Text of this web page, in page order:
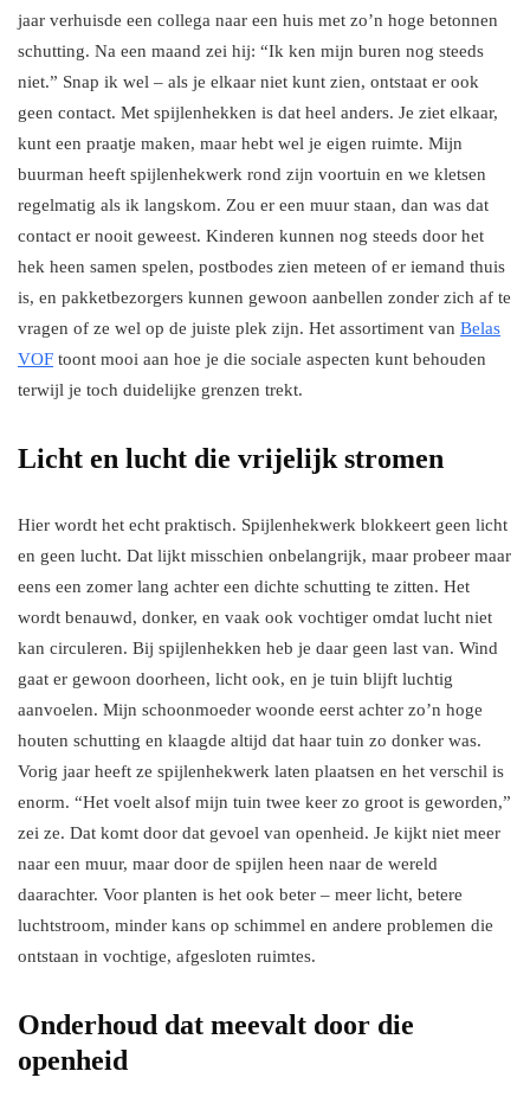
jaar verhuisde een collega naar een huis met zo’n hoge betonnen
schutting. Na een maand zei hij: “Ik ken mijn buren nog steeds
niet.” Snap ik wel – als je elkaar niet kunt zien, ontstaat er ook
geen contact. Met spijlenhekken is dat heel anders. Je ziet elkaar,
kunt een praatje maken, maar hebt wel je eigen ruimte. Mijn
buurman heeft spijlenhekwerk rond zijn voortuin en we kletsen
regelmatig als ik langskom. Zou er een muur staan, dan was dat
contact er nooit geweest. Kinderen kunnen nog steeds door het
hek heen samen spelen, postbodes zien meteen of er iemand thuis
is, en pakketbezorgers kunnen gewoon aanbellen zonder zich af te
vragen of ze wel op de juiste plek zijn. Het assortiment van Belas
VOF toont mooi aan hoe je die sociale aspecten kunt behouden
terwijl je toch duidelijke grenzen trekt.
Licht en lucht die vrijelijk stromen
Hier wordt het echt praktisch. Spijlenhekwerk blokkeert geen licht
en geen lucht. Dat lijkt misschien onbelangrijk, maar probeer maar
eens een zomer lang achter een dichte schutting te zitten. Het
wordt benauwd, donker, en vaak ook vochtiger omdat lucht niet
kan circuleren. Bij spijlenhekken heb je daar geen last van. Wind
gaat er gewoon doorheen, licht ook, en je tuin blijft luchtig
aanvoelen. Mijn schoonmoeder woonde eerst achter zo’n hoge
houten schutting en klaagde altijd dat haar tuin zo donker was.
Vorig jaar heeft ze spijlenhekwerk laten plaatsen en het verschil is
enorm. “Het voelt alsof mijn tuin twee keer zo groot is geworden,”
zei ze. Dat komt door dat gevoel van openheid. Je kijkt niet meer
naar een muur, maar door de spijlen heen naar de wereld
daarachter. Voor planten is het ook beter – meer licht, betere
luchtstroom, minder kans op schimmel en andere problemen die
ontstaan in vochtige, afgesloten ruimtes.
Onderhoud dat meevalt door die
openheid